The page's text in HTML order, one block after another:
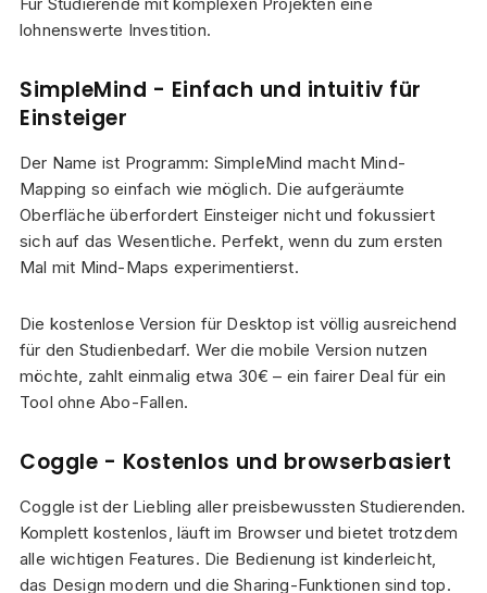
lohnenswerte Investition.
SimpleMind - Einfach und intuitiv für
Einsteiger
Der Name ist Programm: SimpleMind macht Mind-
Mapping so einfach wie möglich. Die aufgeräumte
Oberfläche überfordert Einsteiger nicht und fokussiert
sich auf das Wesentliche. Perfekt, wenn du zum ersten
Mal mit Mind-Maps experimentierst.
Die kostenlose Version für Desktop ist völlig ausreichend
für den Studienbedarf. Wer die mobile Version nutzen
möchte, zahlt einmalig etwa 30€ – ein fairer Deal für ein
Tool ohne Abo-Fallen.
Coggle - Kostenlos und browserbasiert
Coggle ist der Liebling aller preisbewussten Studierenden.
Komplett kostenlos, läuft im Browser und bietet trotzdem
alle wichtigen Features. Die Bedienung ist kinderleicht,
das Design modern und die Sharing-Funktionen sind top.